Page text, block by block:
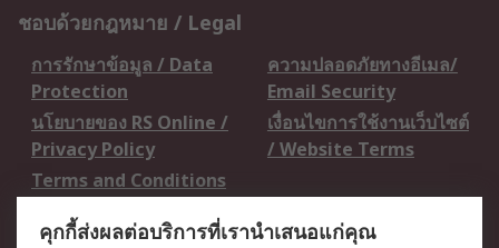
ชอบด้วยกฎหมาย / Legal
การรักษาข้อมูล / Data
Protection
ความปลอดภัยทางอีเมล/
Email Security
นโยบายของ RS Online /
Privacy Policy
เงื่อนไขการใช้งานเว็บไซต์
/ Website Terms
Terms and Conditions
คุกกี้ส่งผลต่อบริการที่เรานำเสนอแก่คุณ